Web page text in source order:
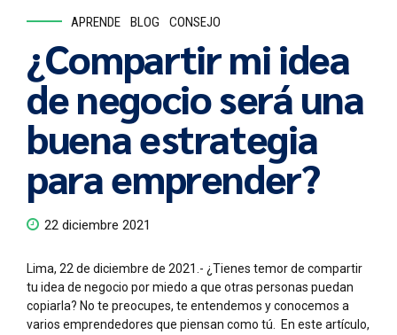
APRENDE BLOG CONSEJO
¿Compartir mi idea
de negocio será una
buena estrategia
para emprender?
22 diciembre 2021
Lima, 22 de diciembre de 2021.- ¿Tienes temor de compartir
tu idea de negocio por miedo a que otras personas puedan
copiarla? No te preocupes, te entendemos y conocemos a
varios emprendedores que piensan como tú. En este artículo,